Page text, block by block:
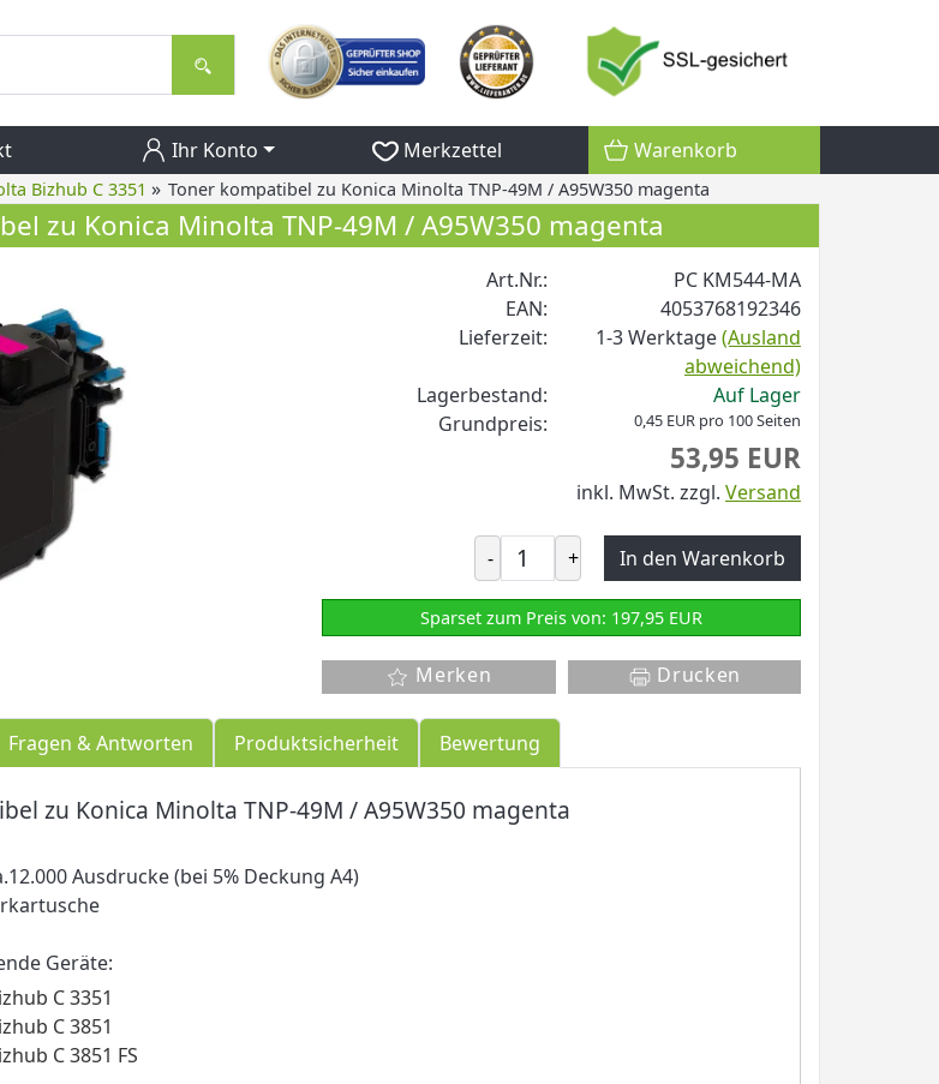
Ihr Konto Merkzettel Warenkorb
Bizhub C 3351 » Toner kompatibel zu Konica Minolta TNP-49M / A95W350 magenta
zu Konica Minolta TNP-49M / A95W350 magenta
Art.Nr.:
PC KM544-MA
EAN:
4053768192346
Lieferzeit:
1-3 Werktage(Ausland
abweichend)
Lagerbestand:
Auf Lager
Grundpreis:
0,45 EUR pro 100 Seiten
53,95 EUR
inkl. MwSt. zzgl. Versand
- + In den Warenkorb
Sparset zum Preis von: 197,95 EUR
Merken Drucken
Fragen & Antworten Produktsicherheit Bewertung
zu Konica Minolta TNP-49M / A95W350 magenta
Ausdrucke (bei 5% Deckung A4)
Geräte:
C 3351
C 3851
C 3851 FS